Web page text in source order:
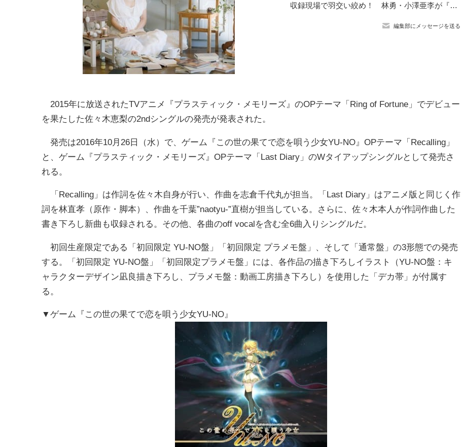
収録現場で羽交い絞め！ 林勇・小澤亜李が『YU-NO』のアフレコ現場で感じた本気度、そして監督が明かす今後の展開【インタビュー】
編集部にメッセージを送る
2015年に放送されたTVアニメ『プラスティック・メモリーズ』のOPテーマ「Ring of Fortune」でデビュー
を果たした佐々木恵梨の2ndシングルの発売が発表された。
発売は2016年10月26日（水）で、ゲーム『この世の果てで恋を唄う少女YU-NO』OPテーマ「Recalling」
と、ゲーム『プラスティック・メモリーズ』OPテーマ「Last Diary」のWタイアップシングルとして発売さ
れる。
「Recalling」は作詞を佐々木自身が行い、作曲を志倉千代丸が担当。「Last Diary」はアニメ版と同じく作
詞を林直孝（原作・脚本）、作曲を千葉”naotyu-”直樹が担当している。さらに、佐々木本人が作詞作曲した
書き下ろし新曲も収録される。その他、各曲のoff vocalを含む全6曲入りシングルだ。
初回生産限定である「初回限定 YU-NO盤」「初回限定 プラメモ盤」、そして「通常盤」の3形態での発売
する。「初回限定 YU-NO盤」「初回限定プラメモ盤」には、各作品の描き下ろしイラスト（YU-NO盤：キ
ャラクターデザイン凪良描き下ろし、プラメモ盤：動画工房描き下ろし）を使用した「デカ帯」が付属す
る。
▼ゲーム『この世の果てで恋を唄う少女YU-NO』